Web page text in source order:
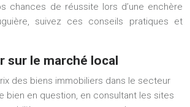
chances de réussite lors d’une enchère
suivez ces conseils pratiques et
sur le marché local
des biens immobiliers dans le secteur
bien en question, en consultant les sites